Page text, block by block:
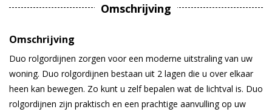
Omschrijving
Omschrijving
Duo rolgordijnen zorgen voor een moderne uitstraling van uw
woning. Duo rolgordijnen bestaan uit 2 lagen die u over elkaar
heen kan bewegen. Zo kunt u zelf bepalen wat de lichtval is. Duo
rolgordijnen zijn praktisch en een prachtige aanvulling op uw